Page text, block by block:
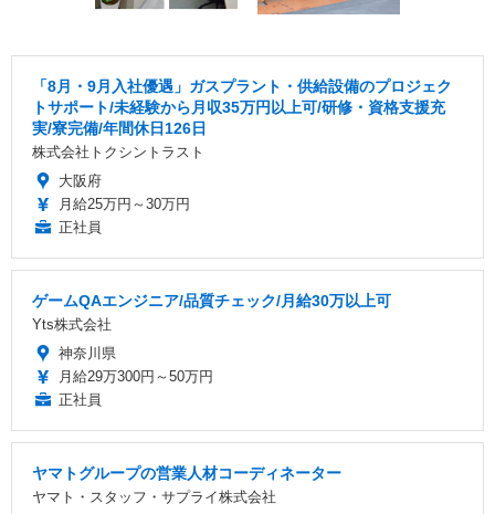
「8月・9月入社優遇」ガスプラント・供給設備のプロジェク
トサポート/未経験から月収35万円以上可/研修・資格支援充
実/寮完備/年間休日126日
株式会社トクシントラスト
大阪府
月給25万円～30万円
正社員
ゲームQAエンジニア/品質チェック/月給30万以上可
Yts株式会社
神奈川県
月給29万300円～50万円
正社員
ヤマトグループの営業人材コーディネーター
ヤマト・スタッフ・サプライ株式会社